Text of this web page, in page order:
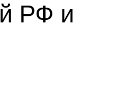
РФ и